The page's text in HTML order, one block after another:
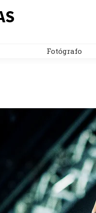
Fotógrafo